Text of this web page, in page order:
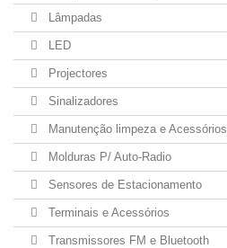
Lâmpadas
LED
Projectores
Sinalizadores
Manutenção limpeza e Acessórios
Molduras P/ Auto-Radio
Sensores de Estacionamento
Terminais e Acessórios
Transmissores FM e Bluetooth